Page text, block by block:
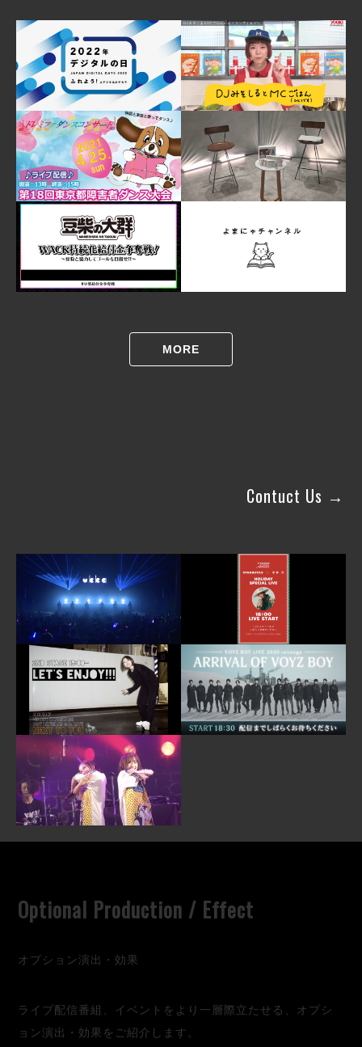
MORE
Contuct Us →
Optional Production / Effect
オプション演出・効果
ライブ配信番組、イベントをより一層際立たせる、オプシ
ョン演出・効果をご紹介します。